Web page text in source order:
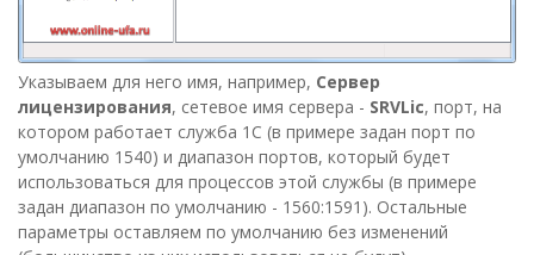
Указываем для него имя, например, Сервер
лицензирования, сетевое имя сервера - SRVLic, порт, на
котором работает служба 1С (в примере задан порт по
умолчанию 1540) и диапазон портов, который будет
использоваться для процессов этой службы (в примере
задан диапазон по умолчанию - 1560:1591). Остальные
параметры оставляем по умолчанию без изменений